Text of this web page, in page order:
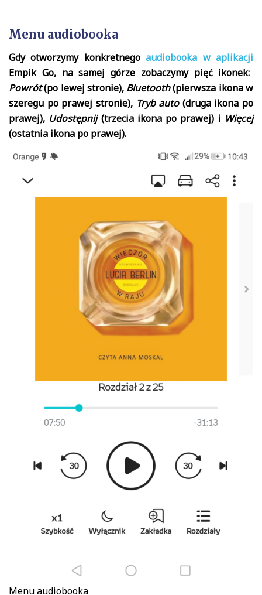
Menu audiobooka
Gdy otworzymy konkretnegoaudiobooka w aplikacji
Empik Go, na samej górze zobaczymy pięć ikonek:
Powrót(po lewej stronie), Bluetooth(pierwsza ikona w
szeregu po prawej stronie), Tryb auto(druga ikona po
prawej), Udostępnij(trzecia ikona po prawej) i Więcej
(ostatnia ikona po prawej).
Menu audiobooka